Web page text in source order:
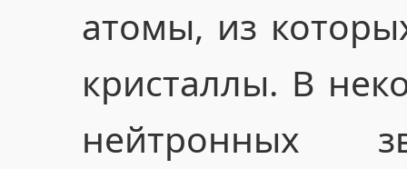
атомы, из
кристаллы. В
нейтронных